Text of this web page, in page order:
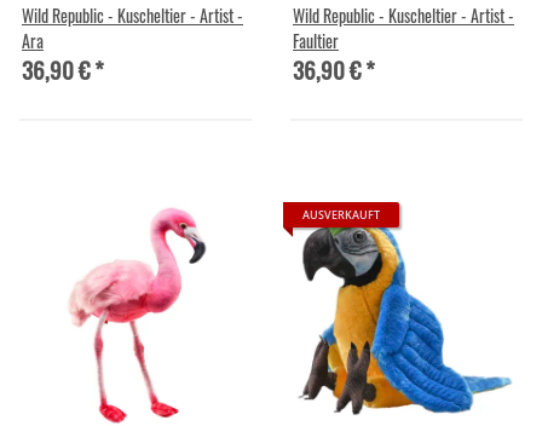
Wild Republic - Kuscheltier - Artist -
Ara
36,90 €*
Wild Republic - Kuscheltier - Artist -
Faultier
36,90 €*
AUSVERKAUFT